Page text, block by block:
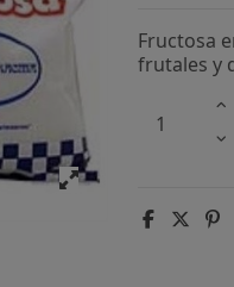
Fructosa
frutales y